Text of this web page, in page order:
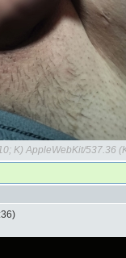
K) AppleWebKit/537.36